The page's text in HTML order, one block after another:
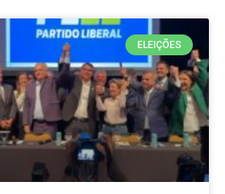
ELEIÇÕES